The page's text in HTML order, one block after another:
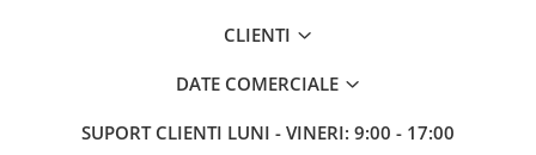
CLIENTI
DATE COMERCIALE
SUPORT CLIENTI LUNI - VINERI: 9:00 - 17:00